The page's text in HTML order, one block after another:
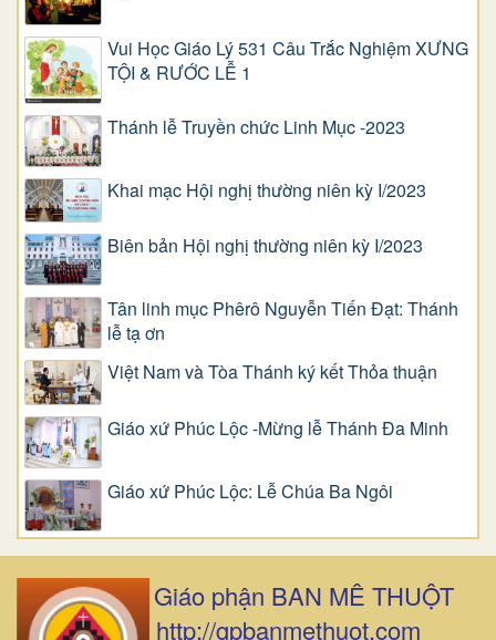
Vui Học Giáo Lý 531 Câu Trắc Nghiệm XƯNG
TỘI & RƯỚC LỄ 1
Thánh lễ Truyền chức Linh Mục -2023
Khai mạc Hội nghị thường niên kỳ I/2023
Biên bản Hội nghị thường niên kỳ I/2023
Tân linh mục Phêrô Nguyễn Tiến Đạt: Thánh
lễ tạ ơn
Việt Nam và Tòa Thánh ký kết Thỏa thuận
Giáo xứ Phúc Lộc -Mừng lễ Thánh Đa Minh
Giáo xứ Phúc Lộc: Lễ Chúa Ba Ngôi
Giáo phận BAN MÊ THUỘT
http://gpbanmethuot.com